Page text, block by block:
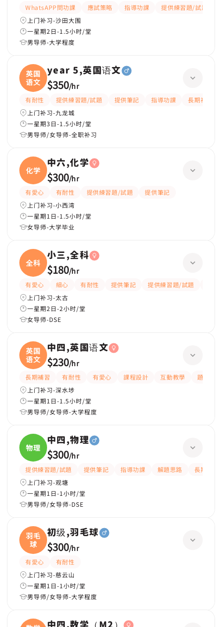
WhatsAPP問功課 應試策略 指導功課 提供練習題/試題
上门补习-沙田大围
一星期2日-1.5小时/堂
男导师-大学程度
英国
语文
year 5,英国语文
$350/hr
有耐性 提供練習題/試題 提供筆記 指導功課
長期補習
上门补习-九龙城
一星期3日-1.5小时/堂
男导师/女导师-全职补习
化学
中六,化学
$300/hr
有愛心 有耐性 提供練習題/試題
提供筆記
上门补习-小西湾
一星期1日-1.5小时/堂
女导师-大学毕业
全科
小三,全科
$180/hr
有愛心 細心 有耐性 提供筆記 提供練習題/試題
上门补习-太古
一星期2日-2小时/堂
女导师-DSE
英国
语文
中四,英国语文
$230/hr
長期補習 有耐性 有愛心 課程設計 互動教學
題目講解
上门补习-深水埗
一星期1日-1.5小时/堂
男导师/女导师-大学程度
物理
中四,物理
$300/hr
提供練習題/試題 提供筆記 指導功課 解題思路
長期補習
上门补习-观塘
一星期1日-1小时/堂
男导师/女导师-DSE
羽毛
球
初级,羽毛球
$300/hr
有愛心
有耐性
上门补习-慈云山
一星期1日-1小时/堂
男导师/女导师-大学程度